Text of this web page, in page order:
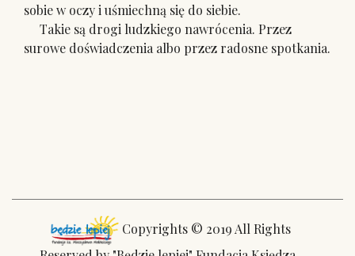
sobie w oczy i uśmiechną się do siebie.
Takie są drogi ludzkiego nawrócenia. Przez
surowe doświadczenia albo przez radosne spotkania.
Copyrights © 2019 All Rights